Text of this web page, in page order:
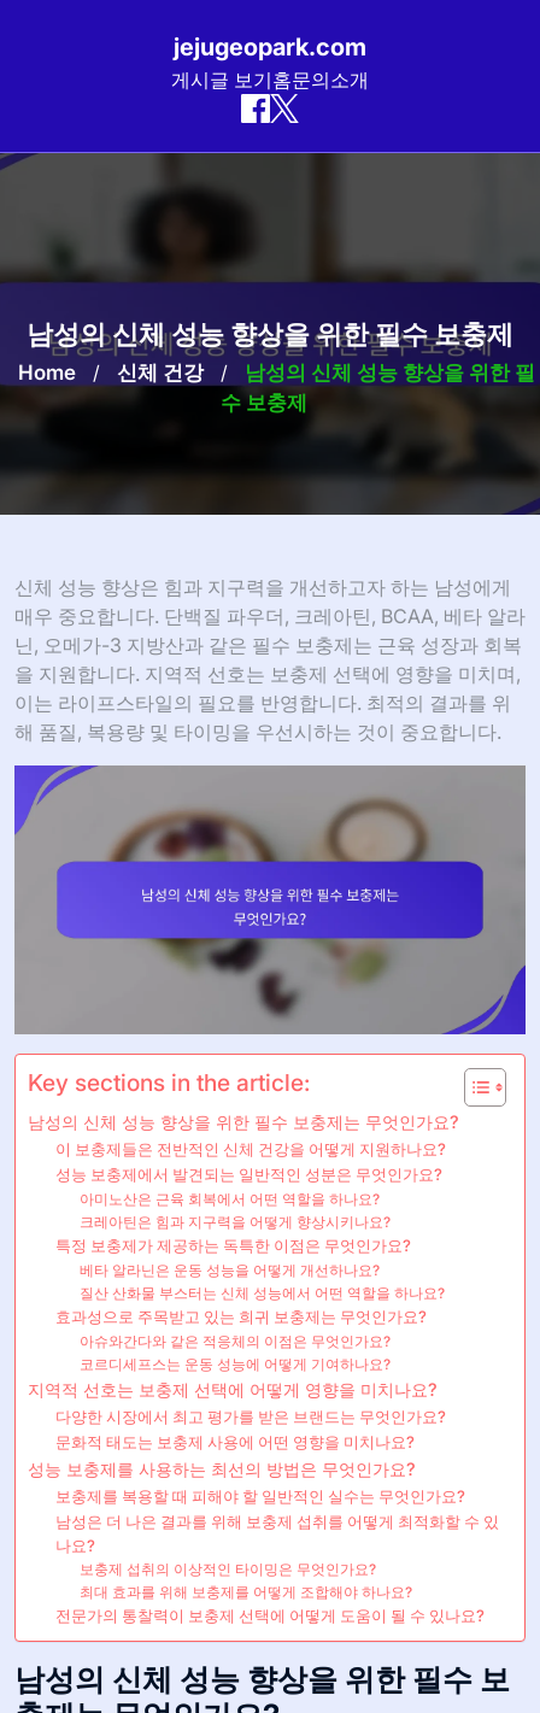
jejugeopark.com
게시글 보기홈문의소개
Skip
남성의 신체 성능 향상을 위한 필수 보충제
Home / 신체 건강 /
남성의 신체 성능 향상을 위한 필
수 보충제
신체 성능 향상은 힘과 지구력을 개선하고자 하는 남성에게
매우 중요합니다. 단백질 파우더, 크레아틴, BCAA, 베타 알라
닌, 오메가-3 지방산과 같은 필수 보충제는 근육 성장과 회복
을 지원합니다. 지역적 선호는 보충제 선택에 영향을 미치며,
이는 라이프스타일의 필요를 반영합니다. 최적의 결과를 위
해 품질, 복용량 및 타이밍을 우선시하는 것이 중요합니다.
Key sections in the article:
남성의 신체 성능 향상을 위한 필수 보충제는 무엇인가요?
이 보충제들은 전반적인 신체 건강을 어떻게 지원하나요?
성능 보충제에서 발견되는 일반적인 성분은 무엇인가요?
아미노산은 근육 회복에서 어떤 역할을 하나요?
크레아틴은 힘과 지구력을 어떻게 향상시키나요?
특정 보충제가 제공하는 독특한 이점은 무엇인가요?
베타 알라닌은 운동 성능을 어떻게 개선하나요?
질산 산화물 부스터는 신체 성능에서 어떤 역할을 하나요?
효과성으로 주목받고 있는 희귀 보충제는 무엇인가요?
아슈와간다와 같은 적응체의 이점은 무엇인가요?
코르디세프스는 운동 성능에 어떻게 기여하나요?
지역적 선호는 보충제 선택에 어떻게 영향을 미치나요?
다양한 시장에서 최고 평가를 받은 브랜드는 무엇인가요?
문화적 태도는 보충제 사용에 어떤 영향을 미치나요?
성능 보충제를 사용하는 최선의 방법은 무엇인가요?
보충제를 복용할 때 피해야 할 일반적인 실수는 무엇인가요?
남성은 더 나은 결과를 위해 보충제 섭취를 어떻게 최적화할 수 있
나요?
보충제 섭취의 이상적인 타이밍은 무엇인가요?
최대 효과를 위해 보충제를 어떻게 조합해야 하나요?
전문가의 통찰력이 보충제 선택에 어떻게 도움이 될 수 있나요?
남성의 신체 성능 향상을 위한 필수 보